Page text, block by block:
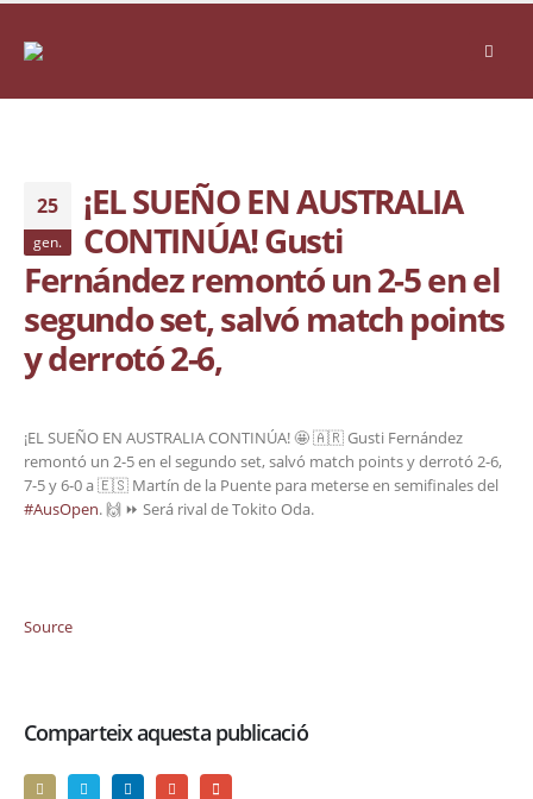
25
gen.
¡EL SUEÑO EN AUSTRALIA
CONTINÚA! Gusti
Fernández remontó un 2-5 en el
segundo set, salvó match points
y derrotó 2-6,
¡EL SUEÑO EN AUSTRALIA CONTINÚA! 🤩 🇦🇷 Gusti Fernández
remontó un 2-5 en el segundo set, salvó match points y derrotó 2-6,
7-5 y 6-0 a 🇪🇸 Martín de la Puente para meterse en semifinales del
#AusOpen. 🙌 ⏩ Será rival de Tokito Oda.
Source
Comparteix aquesta publicació